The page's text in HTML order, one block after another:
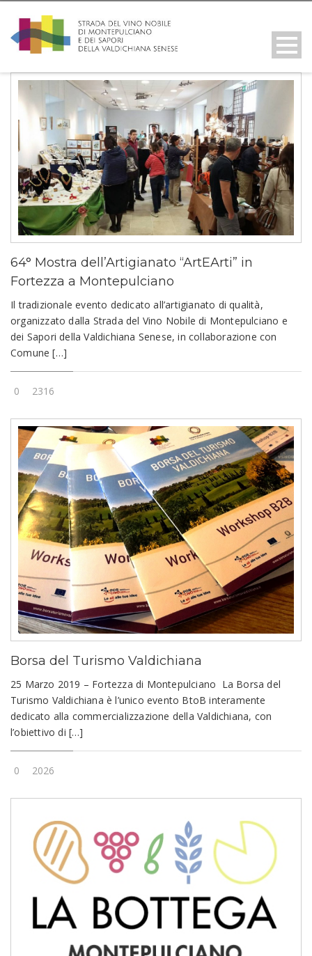
64° Mostra dell’Artigianato “ArtEArti” in
Fortezza a Montepulciano
Il tradizionale evento dedicato all’artigianato di qualità,
organizzato dalla Strada del Vino Nobile di Montepulciano e
dei Sapori della Valdichiana Senese, in collaborazione con
Comune […]
0 2316
Borsa del Turismo Valdichiana
25 Marzo 2019 – Fortezza di Montepulciano La Borsa del
Turismo Valdichiana è l’unico evento BtoB interamente
dedicato alla commercializzazione della Valdichiana, con
l’obiettivo di […]
0 2026